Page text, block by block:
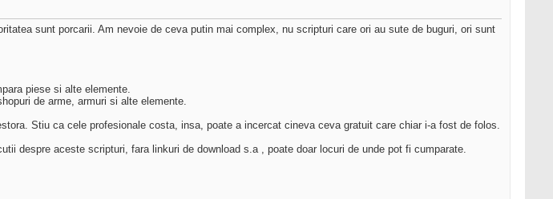
sunt porcarii. Am nevoie de ceva putin mai complex, nu scripturi care ori au sute de buguri, ori sunt
piese si alte elemente.
de arme, armuri si alte elemente.
Stiu ca cele profesionale costa, insa, poate a incercat cineva ceva gratuit care chiar i-a fost de folos.
despre aceste scripturi, fara linkuri de download s.a , poate doar locuri de unde pot fi cumparate.